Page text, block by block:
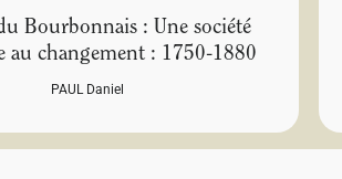
Bourbonnais : Une société
au changement : 1750-1880
PAUL Daniel